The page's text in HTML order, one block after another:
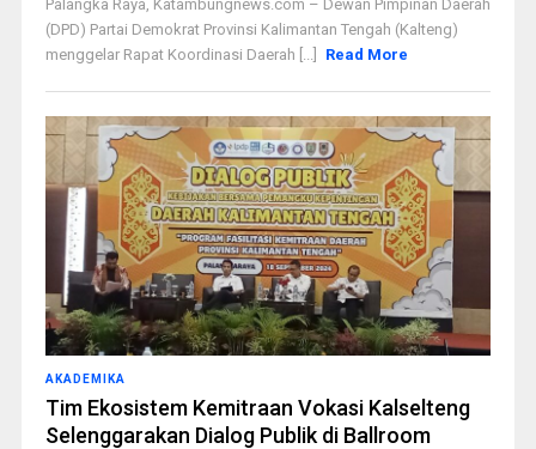
Palangka Raya, Katambungnews.com – Dewan Pimpinan Daerah
(DPD) Partai Demokrat Provinsi Kalimantan Tengah (Kalteng)
menggelar Rapat Koordinasi Daerah [...]
Read More
AKADEMIKA
Tim Ekosistem Kemitraan Vokasi Kalselteng
Selenggarakan Dialog Publik di Ballroom